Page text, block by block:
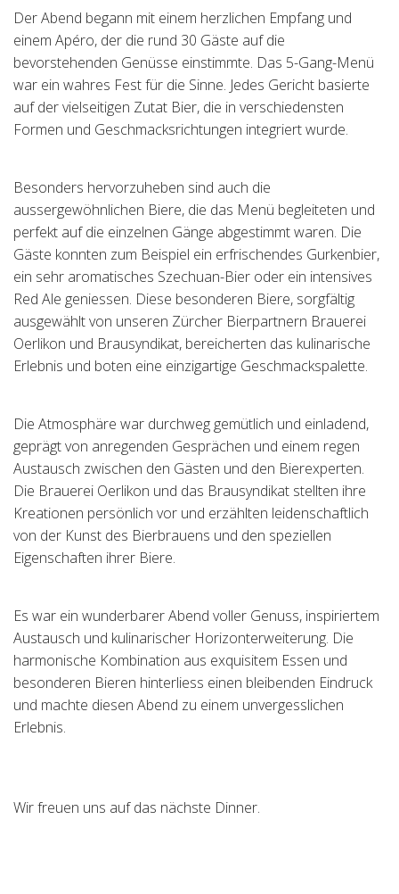
Schweiz (DE)
Der Abend begann mit einem herzlichen Empfang und
einem Apéro, der die rund 30 Gäste auf die
bevorstehenden Genüsse einstimmte. Das 5-Gang-Menü
war ein wahres Fest für die Sinne. Jedes Gericht basierte
auf der vielseitigen Zutat Bier, die in verschiedensten
Formen und Geschmacksrichtungen integriert wurde.
Besonders hervorzuheben sind auch die
aussergewöhnlichen Biere, die das Menü begleiteten und
perfekt auf die einzelnen Gänge abgestimmt waren. Die
Gäste konnten zum Beispiel ein erfrischendes Gurkenbier,
ein sehr aromatisches Szechuan-Bier oder ein intensives
Red Ale geniessen. Diese besonderen Biere, sorgfältig
ausgewählt von unseren Zürcher Bierpartnern Brauerei
Oerlikon und Brausyndikat, bereicherten das kulinarische
Erlebnis und boten eine einzigartige Geschmackspalette.
Die Atmosphäre war durchweg gemütlich und einladend,
geprägt von anregenden Gesprächen und einem regen
Austausch zwischen den Gästen und den Bierexperten.
Die Brauerei Oerlikon und das Brausyndikat stellten ihre
Kreationen persönlich vor und erzählten leidenschaftlich
von der Kunst des Bierbrauens und den speziellen
Eigenschaften ihrer Biere.
Es war ein wunderbarer Abend voller Genuss, inspiriertem
Austausch und kulinarischer Horizonterweiterung. Die
harmonische Kombination aus exquisitem Essen und
besonderen Bieren hinterliess einen bleibenden Eindruck
und machte diesen Abend zu einem unvergesslichen
Erlebnis.
Wir freuen uns auf das nächste Dinner.